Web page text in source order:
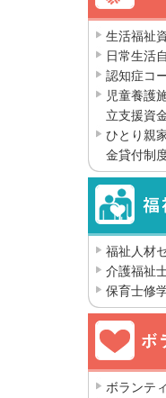
生活福祉
日常生活
認知症コ
児童養護
立支援資
ひとり親
金貸付制
福祉人材
介護福祉
保育士修
ボランテ